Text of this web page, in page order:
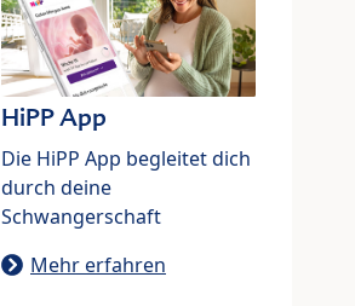
HiPP App
Die HiPP App begleitet dich
durch deine
Schwangerschaft
Mehr erfahren